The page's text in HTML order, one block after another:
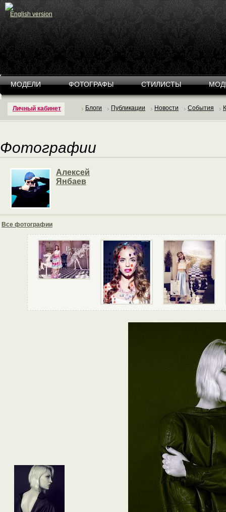
English version
Личный кабинет
МОДЕЛИ ФОТОГРАФЫ СТИЛИСТЫ
Блоги Публикации Новости События
Фотографии
Алексей
Янбаев
Все фотографии